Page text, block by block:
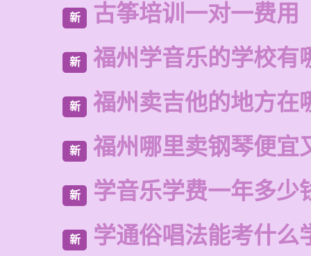
新 古筝培训一对一费用
新 福州学音乐的学校有
新 福州卖吉他的地方在
新 福州哪里卖钢琴便宜
新 学音乐学费一年多少
新 学通俗唱法能考什么